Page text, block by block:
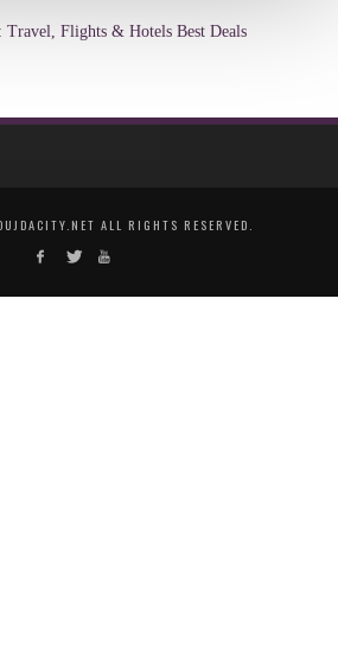
Travel, Flights & Hotels Best Deals
ALL RIGHTS RESERVED.